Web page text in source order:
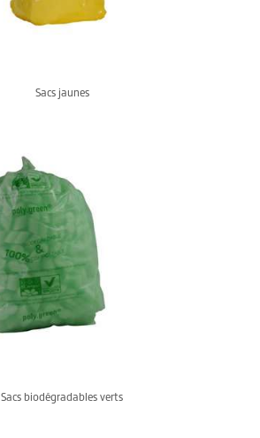
Sacs jaunes
Sacs biodégradables verts